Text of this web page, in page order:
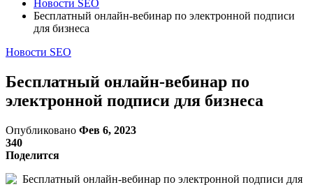
Новости SEO
Бесплатный онлайн-вебинар по электронной подписи
для бизнеса
Новости SEO
Бесплатный онлайн-вебинар по
электронной подписи для бизнеса
Опубликовано Фев 6, 2023
340
Поделится